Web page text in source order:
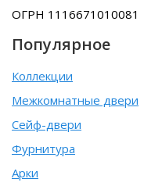
ОГРН 1116671010081
Популярное
Коллекции
Межкомнатные двери
Сейф-двери
Фурнитура
Арки